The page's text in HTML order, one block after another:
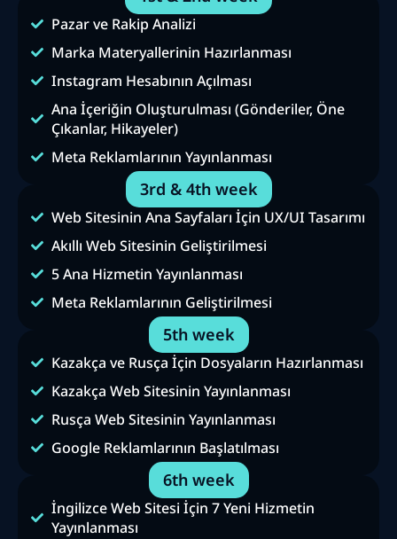
Pazar ve Rakip Analizi
Marka Materyallerinin Hazırlanması
Instagram Hesabının Açılması
Ana İçeriğin Oluşturulması (Gönderiler, Öne
Çıkanlar, Hikayeler)
Meta Reklamlarının Yayınlanması
3rd & 4th week
Web Sitesinin Ana Sayfaları İçin UX/UI Tasarımı
Akıllı Web Sitesinin Geliştirilmesi
5 Ana Hizmetin Yayınlanması
Meta Reklamlarının Geliştirilmesi
5th week
Kazakça ve Rusça İçin Dosyaların Hazırlanması
Kazakça Web Sitesinin Yayınlanması
Rusça Web Sitesinin Yayınlanması
Google Reklamlarının Başlatılması
6th week
İngilizce Web Sitesi İçin 7 Yeni Hizmetin
Yayınlanması